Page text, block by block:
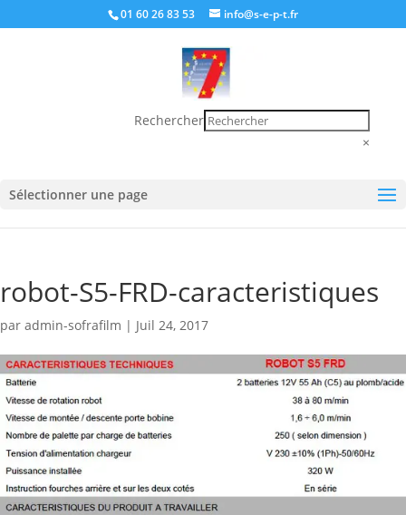
01 60 26 83 53 info@s-e-p-t.fr
Rechercher
×
Sélectionner une page
robot-S5-FRD-caracteristiques
par admin-sofrafilm | Juil 24, 2017